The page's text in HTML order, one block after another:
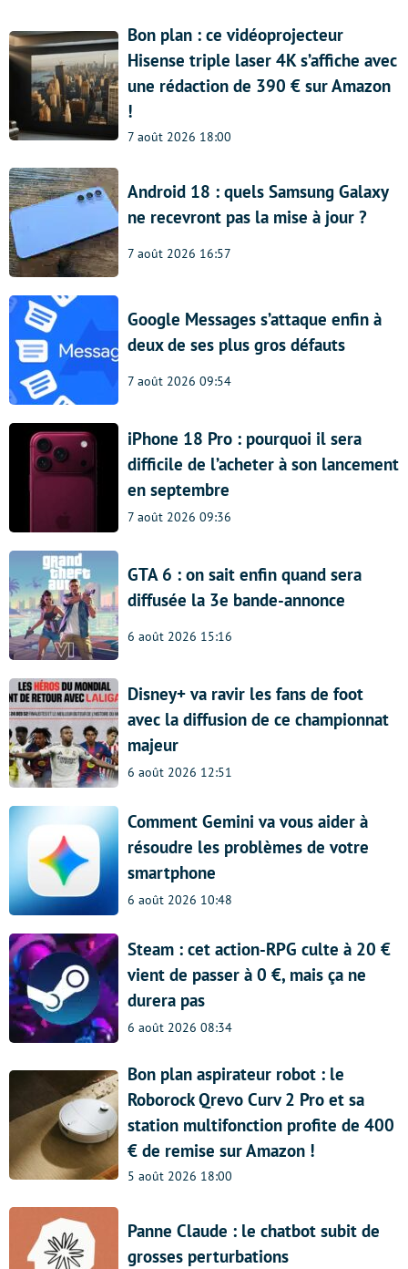
Bon plan : ce vidéoprojecteur
Hisense triple laser 4K s’affiche avec
une rédaction de 390 € sur Amazon
!
7 août 2026 18:00
Android 18 : quels Samsung Galaxy
ne recevront pas la mise à jour ?
7 août 2026 16:57
Google Messages s’attaque enfin à
deux de ses plus gros défauts
7 août 2026 09:54
iPhone 18 Pro : pourquoi il sera
difficile de l’acheter à son lancement
en septembre
7 août 2026 09:36
GTA 6 : on sait enfin quand sera
diffusée la 3e bande-annonce
6 août 2026 15:16
Disney+ va ravir les fans de foot
avec la diffusion de ce championnat
majeur
6 août 2026 12:51
Comment Gemini va vous aider à
résoudre les problèmes de votre
smartphone
6 août 2026 10:48
Steam : cet action-RPG culte à 20 €
vient de passer à 0 €, mais ça ne
durera pas
6 août 2026 08:34
Bon plan aspirateur robot : le
Roborock Qrevo Curv 2 Pro et sa
station multifonction profite de 400
€ de remise sur Amazon !
5 août 2026 18:00
Panne Claude : le chatbot subit de
grosses perturbations